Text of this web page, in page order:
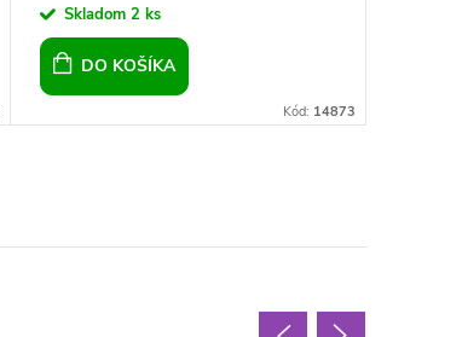
Skladom 2 ks
DO KOŠÍKA
Kód: 14873